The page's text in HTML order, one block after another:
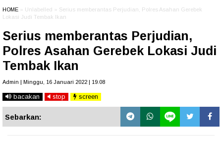
HOME » Unlabelled » Serius memberantas Perjudian, Polres Asahan Gerebek
Lokasi Judi Tembak Ikan
Serius memberantas Perjudian,
Polres Asahan Gerebek Lokasi Judi
Tembak Ikan
Admin | Minggu, 16 Januari 2022 | 19.08
bacakan stop screen
Sebarkan: